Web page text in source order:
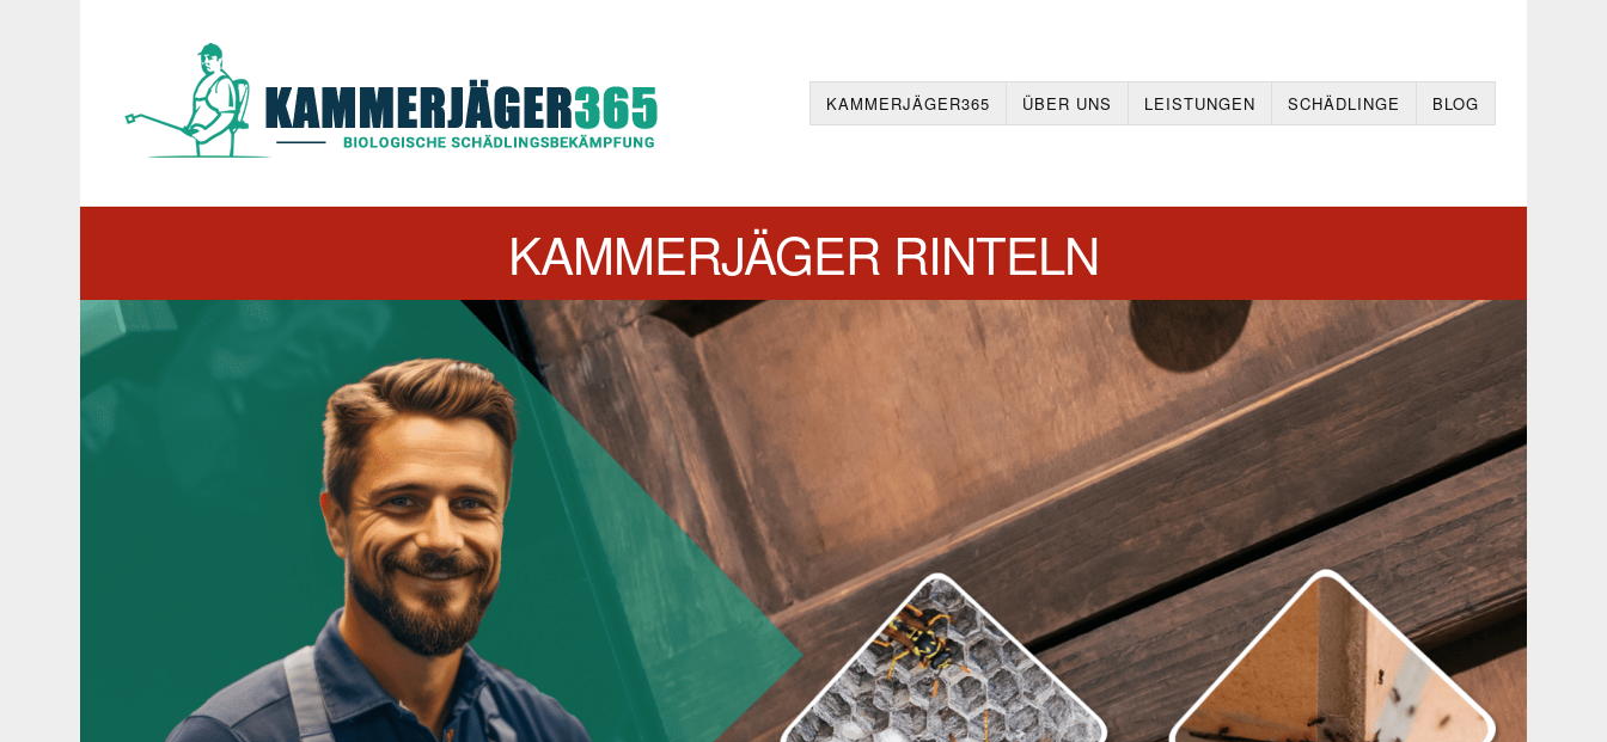
KAMMERJÄGER365 ÜBER UNS LEISTUNGEN SCHÄDLINGE BLOG
KAMMERJÄGER RINTELN